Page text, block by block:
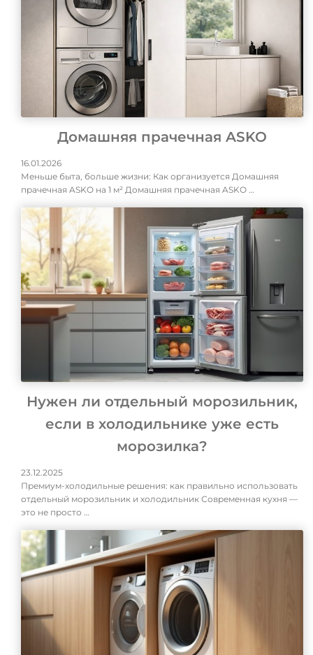
Домашняя прачечная ASKO
16.01.2026
Меньше быта, больше жизни: Как организуется Домашняя
прачечная ASKO на 1 м² Домашняя прачечная ASKO …
Нужен ли отдельный морозильник,
если в холодильнике уже есть
морозилка?
23.12.2025
Премиум-холодильные решения: как правильно использовать
отдельный морозильник и холодильник Современная кухня —
это не просто …